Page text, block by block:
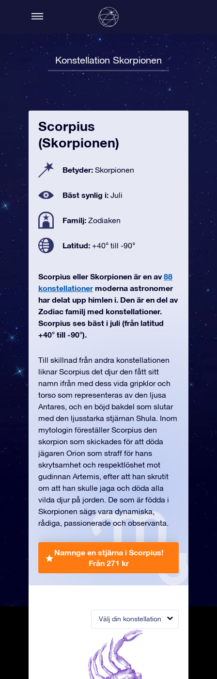
Konstellation Skorpionen
Välj din konstellation
Scorpius
(Skorpionen)
Betyder: Skorpionen
Bäst synlig i: Juli
Familj: Zodiaken
Latitud: +40° till -90°
Scorpius eller Skorpionen är en av 88
konstellationermoderna astronomer
har delat upp himlen i. Den är en del av
Zodiac familj med konstellationer.
Scorpius ses bäst i juli (från latitud
+40° till -90°).
Till skillnad från andra konstellationen
liknar Scorpius det djur den fått sitt
namn ifrån med dess vida gripklor och
torso som representeras av den ljusa
Antares, och en böjd bakdel som slutar
med den ljusstarka stjärnan Shula. Inom
mytologin föreställer Scorpius den
skorpion som skickades för att döda
jägaren Orion som straff för hans
skrytsamhet och respektlöshet mot
gudinnan Artemis, efter att han skrutit
om att han skulle jaga och döda alla
vilda djur på jorden. De som är födda i
Skorpionen sägs vara dynamiska,
rådiga, passionerade och observanta.
Namnge en stjärna i Scorpius!
Från 271 kr